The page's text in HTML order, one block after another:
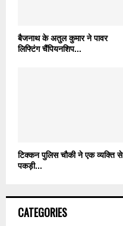
बैजनाथ के अतुल कुमार ने पावर
लिफ्टिंग चैंपियनशिप...
टिक्कन पुलिस चौकी ने एक व्यक्ति से
पकड़ी...
CATEGORIES